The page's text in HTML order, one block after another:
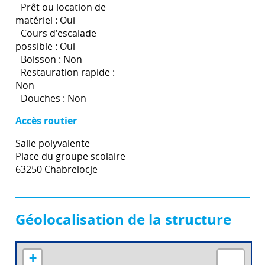
- Prêt ou location de
matériel : Oui
- Cours d'escalade
possible : Oui
- Boisson : Non
- Restauration rapide :
Non
- Douches : Non
Accès routier
Salle polyvalente
Place du groupe scolaire
63250 Chabrelocje
Géolocalisation de la structure
+